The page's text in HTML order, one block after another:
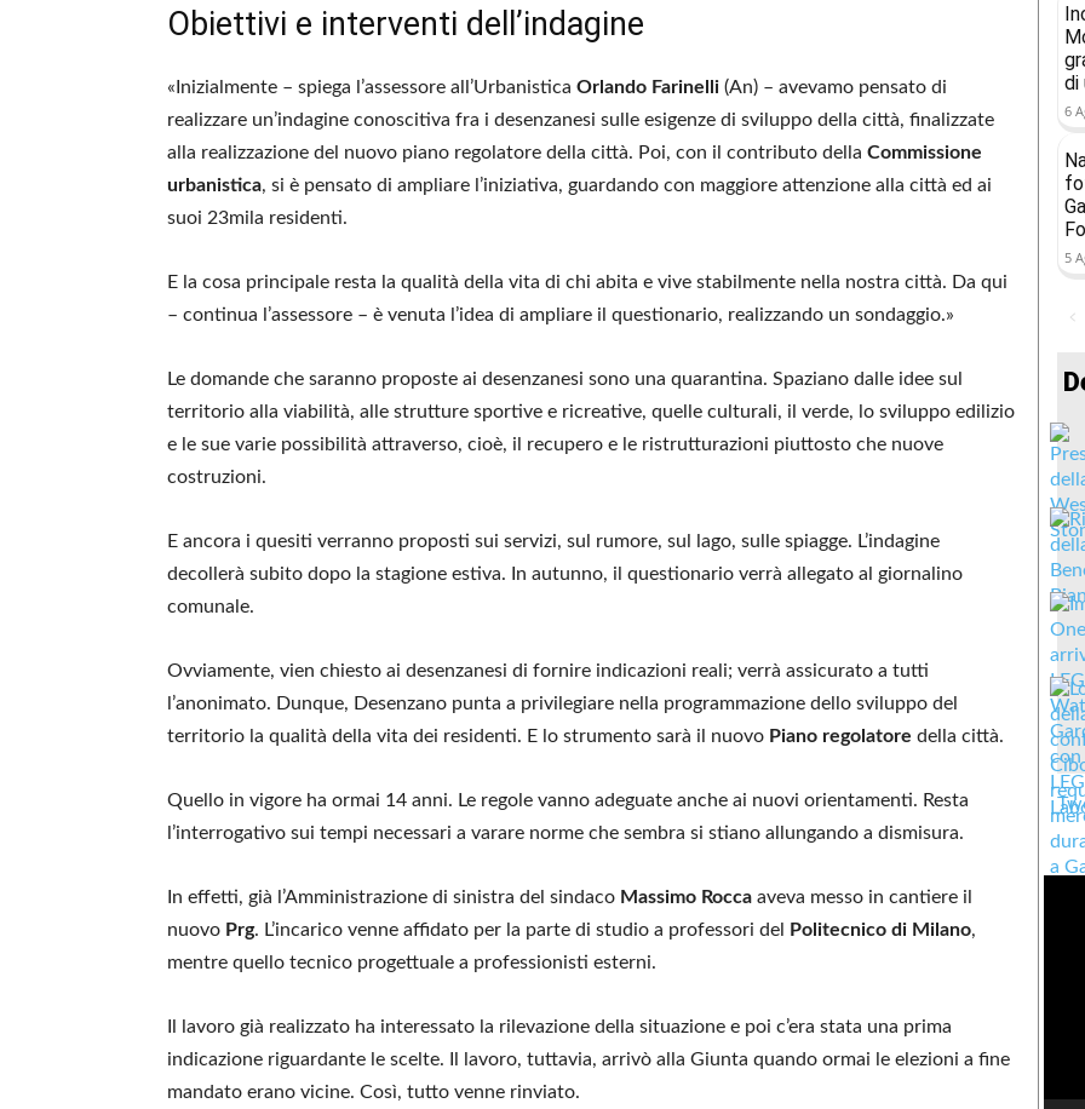
Obiettivi e interventi dell’indagine
«Inizialmente – spiega l’assessore all’Urbanistica Orlando Farinelli (An) – avevamo pensato di
realizzare un’indagine conoscitiva fra i desenzanesi sulle esigenze di sviluppo della città, finalizzate
alla realizzazione del nuovo piano regolatore della città. Poi, con il contributo della Commissione
urbanistica, si è pensato di ampliare l’iniziativa, guardando con maggiore attenzione alla città ed ai
suoi 23mila residenti.
E la cosa principale resta la qualità della vita di chi abita e vive stabilmente nella nostra città. Da qui
– continua l’assessore – è venuta l’idea di ampliare il questionario, realizzando un sondaggio.»
Le domande che saranno proposte ai desenzanesi sono una quarantina. Spaziano dalle idee sul
territorio alla viabilità, alle strutture sportive e ricreative, quelle culturali, il verde, lo sviluppo edilizio
e le sue varie possibilità attraverso, cioè, il recupero e le ristrutturazioni piuttosto che nuove
costruzioni.
E ancora i quesiti verranno proposti sui servizi, sul rumore, sul lago, sulle spiagge. L’indagine
decollerà subito dopo la stagione estiva. In autunno, il questionario verrà allegato al giornalino
comunale.
Ovviamente, vien chiesto ai desenzanesi di fornire indicazioni reali; verrà assicurato a tutti
l’anonimato. Dunque, Desenzano punta a privilegiare nella programmazione dello sviluppo del
territorio la qualità della vita dei residenti. E lo strumento sarà il nuovo Piano regolatore della città.
Quello in vigore ha ormai 14 anni. Le regole vanno adeguate anche ai nuovi orientamenti. Resta
l’interrogativo sui tempi necessari a varare norme che sembra si stiano allungando a dismisura.
In effetti, già l’Amministrazione di sinistra del sindaco Massimo Rocca aveva messo in cantiere il
nuovo Prg. L’incarico venne affidato per la parte di studio a professori del Politecnico di Milano,
mentre quello tecnico progettuale a professionisti esterni.
Il lavoro già realizzato ha interessato la rilevazione della situazione e poi c’era stata una prima
indicazione riguardante le scelte. Il lavoro, tuttavia, arrivò alla Giunta quando ormai le elezioni a fine
mandato erano vicine. Così, tutto venne rinviato.
di
6
5